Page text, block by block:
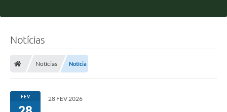
Notícias
Notícias Notícia
FEV 28 FEV 2026